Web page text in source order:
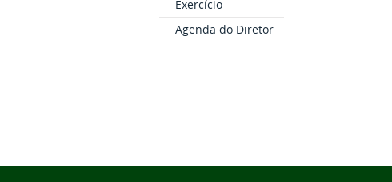
Exercício
Agenda do Diretor